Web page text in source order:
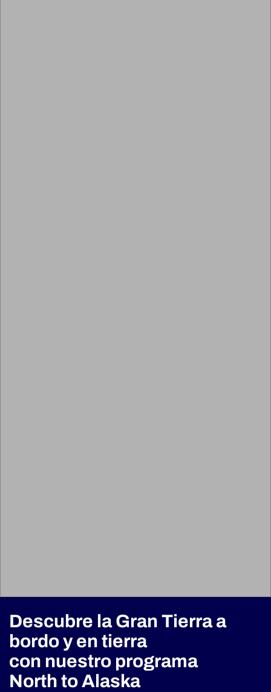
Descubre la Gran Tierraa
bordo y en tierra
con nuestro programa
North to Alaska​